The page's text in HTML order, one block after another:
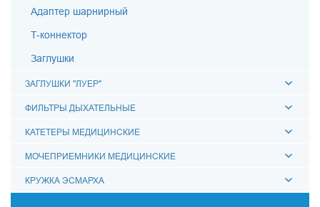
Адаптер шарнирный
T-коннектор
Заглушки
ЗАГЛУШКИ "ЛУЕР"
ФИЛЬТРЫ ДЫХАТЕЛЬНЫЕ
КАТЕТЕРЫ МЕДИЦИНСКИЕ
МОЧЕПРИЕМНИКИ МЕДИЦИНСКИЕ
КРУЖКА ЭСМАРХА